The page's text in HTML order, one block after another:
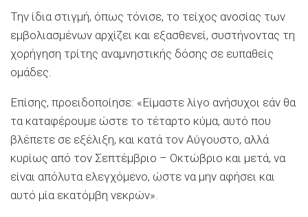
Την ίδια στιγμή, όπως τόνισε, το τείχος ανοσίας των
εμβολιασμένων αρχίζει και εξασθενεί, συστήνοντας τη
χορήγηση τρίτης αναμνηστικής δόσης σε ευπαθείς
ομάδες.
Επίσης, προειδοποίησε: «Είμαστε λίγο ανήσυχοι εάν θα
τα καταφέρουμε ώστε το τέταρτο κύμα, αυτό που
βλέπετε σε εξέλιξη, και κατά τον Αύγουστο, αλλά
κυρίως από τον Σεπτέμβριο – Οκτώβριο και μετά, να
είναι απόλυτα ελεγχόμενο, ώστε να μην αφήσει και
αυτό μία εκατόμβη νεκρών».